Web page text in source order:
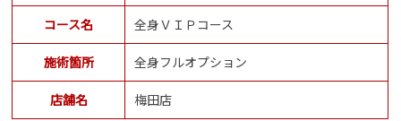
コース名 全身ＶＩＰコース
施術箇所 全身フルオプション
店舗名 梅田店